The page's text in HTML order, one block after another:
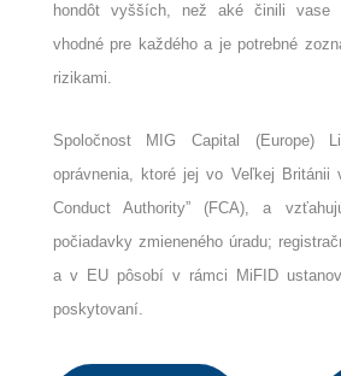
hondôt vyšších, než aké činili vase
vhodné pre každého a je potrebné
rizikami.
Spoločnost MIG Capital (Europe)
oprávnenia, ktoré jej vo Veľkej Británii
Conduct Authority” (FCA), a
počiadavky zmieneného úradu;
a v EU pôsobí v rámci MiFID
poskytovaní.